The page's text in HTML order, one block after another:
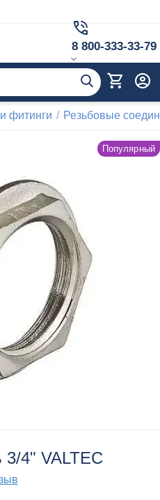
8 800-333-33-79
фитинги / Резьбовые
Популярный
3/4" VALTEC